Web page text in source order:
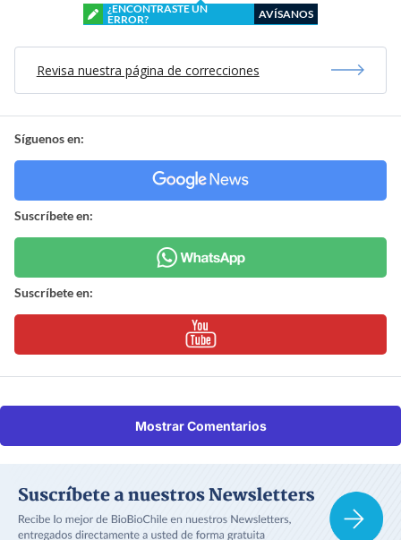
¿ENCONTRASTE UN
ERROR?
AVÍSANOS
Revisa nuestra página de correcciones
Síguenos en:
Suscríbete en:
Suscríbete en:
Mostrar Comentarios